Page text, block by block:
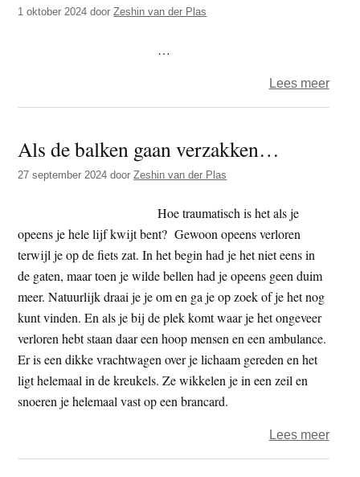
1 oktober 2024 doorZeshin van der Plas
…
Lees meerover
Als de balken gaan verzakken…
27 september 2024 doorZeshin van der Plas
Hoe traumatisch is het als je
opeens je hele lijf kwijt bent? Gewoon opeens verloren
terwijl je op de fiets zat. In het begin had je het niet eens in
de gaten, maar toen je wilde bellen had je opeens geen duim
meer. Natuurlijk draai je je om en ga je op zoek of je het nog
kunt vinden. En als je bij de plek komt waar je het ongeveer
verloren hebt staan daar een hoop mensen en een ambulance.
Er is een dikke vrachtwagen over je lichaam gereden en het
ligt helemaal in de kreukels. Ze wikkelen je in een zeil en
snoeren je helemaal vast op een brancard.
Lees meerover